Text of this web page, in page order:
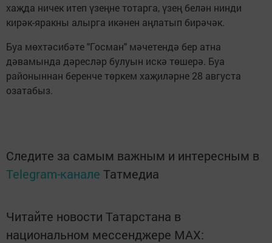
хаҗда ничек итеп үзеңне тотарга, үзең белән нинди
кирәк-яракны алырга икәнен аңлатып бирәчәк.
Буа мөхтәсибәте "Госман" мәчетендә бер атна
дәвамында дәресләр булуын искә төшерә. Буа
районыннан беренче төркем хаҗиләрне 28 августа
озатабыз.
Следите за самым важным и интересным в
Telegram-канале Татмедиа
Читайте новости Татарстана в
национальном мессенджере MАХ: